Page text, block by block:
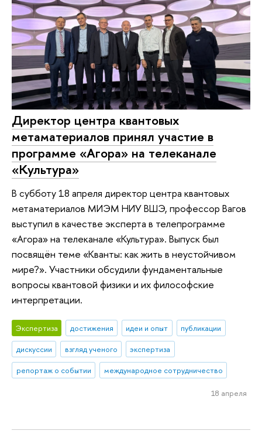
Директор центра квантовых
метаматериалов принял участие в
программе «Агора» на телеканале
«Культура»
В субботу 18 апреля директор центра квантовых
метаматериалов МИЭМ НИУ ВШЭ, профессор Вагов
выступил в качестве эксперта в телепрограмме
«Агора» на телеканале «Культура». Выпуск был
посвящён теме «Кванты: как жить в неустойчивом
мире?». Участники обсудили фундаментальные
вопросы квантовой физики и их философские
интерпретации.
Экспертиза достижения идеи и опыт
публикации
дискуссии
взгляд ученого
экспертиза
репортаж о событии
международное сотрудничество
18 апреля